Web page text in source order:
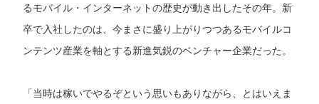
るモバイル・インターネットの歴史が動き出したその年。新
卒で入社したのは、今まさに盛り上がりつつあるモバイルコ
ンテンツ産業を軸とする新進気鋭のベンチャー企業だった。
「当時は稼いでやるぞという思いもありながら、とはいえま